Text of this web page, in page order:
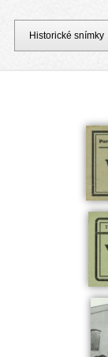
Historické snímky